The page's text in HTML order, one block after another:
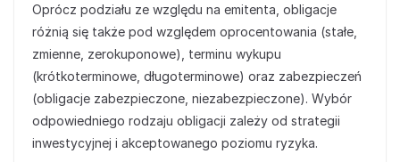
Oprócz podziału ze względu na emitenta, obligacje
różnią się także pod względem oprocentowania (stałe,
zmienne, zerokuponowe), terminu wykupu
(krótkoterminowe, długoterminowe) oraz zabezpieczeń
(obligacje zabezpieczone, niezabezpieczone). Wybór
odpowiedniego rodzaju obligacji zależy od strategii
inwestycyjnej i akceptowanego poziomu ryzyka.